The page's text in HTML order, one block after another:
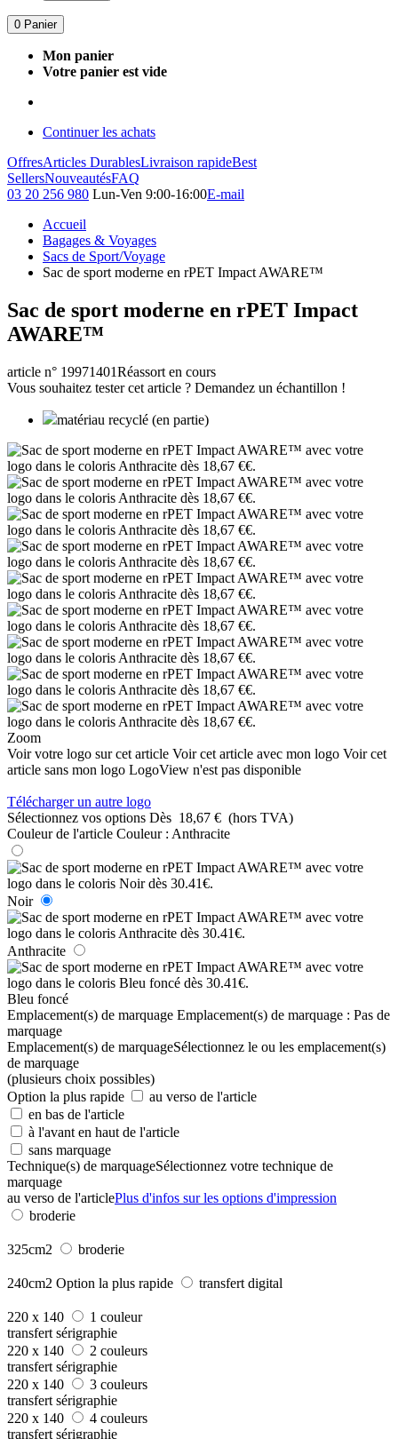
0 Panier
Mon panier
Votre panier est vide
Continuer les achats
OffresArticles DurablesLivraison rapideBest
SellersNouveautésFAQ
03 20 256 980 Lun-Ven 9:00-16:00E-mail
Accueil
Bagages & Voyages
Sacs de Sport/Voyage
Sac de sport moderne en rPET Impact AWARE™
Sac de sport moderne en rPET Impact
AWARE™
article n° 19971401Réassort en cours
Vous souhaitez tester cet article ? Demandez un échantillon !
matériau recyclé (en partie)
Zoom
Voir votre logo sur cet article Voir cet article avec mon logo Voir cet
article sans mon logo LogoView n'est pas disponible
Télécharger un autre logo
Sélectionnez vos options Dès 18,67 € (hors TVA)
Couleur de l'article Couleur : Anthracite
Noir
Anthracite
Bleu foncé
Emplacement(s) de marquage Emplacement(s) de marquage : Pas de
marquage
Emplacement(s) de marquageSélectionnez le ou les emplacement(s)
de marquage
(plusieurs choix possibles)
Option la plus rapide
au verso de l'article
en bas de l'article
à l'avant en haut de l'article
sans marquage
Technique(s) de marquageSélectionnez votre technique de
marquage
au verso de l'articlePlus d'infos sur les options d'impression
broderie
325cm2 broderie
240cm2 Option la plus rapide transfert digital
220 x 140
1 couleur
transfert sérigraphie
220 x 140
2 couleurs
transfert sérigraphie
220 x 140
3 couleurs
transfert sérigraphie
220 x 140
4 couleurs
transfert sérigraphie